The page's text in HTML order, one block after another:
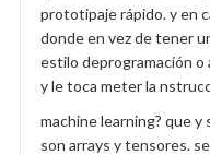
prototipaje rápido. y en
donde en vez de tener
estilo deprogramación o
y le toca meter la
machine learning? que y
son arrays y tensores.